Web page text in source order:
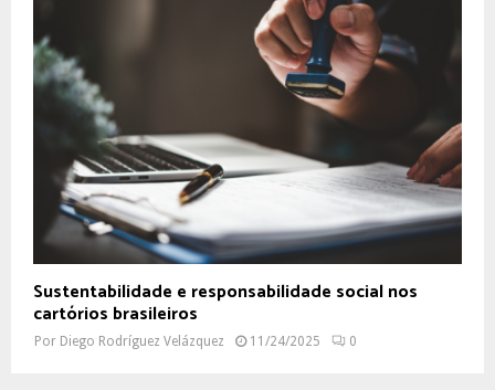
Sustentabilidade e responsabilidade social nos
cartórios brasileiros
Por Diego Rodríguez Velázquez 11/24/2025 0